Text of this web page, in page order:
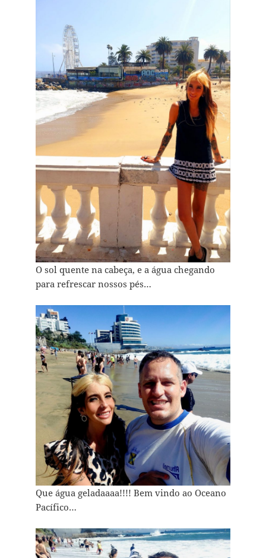
O sol quente na cabeça, e a água chegando
para refrescar nossos pés…
Que água geladaaaa!!!! Bem vindo ao Oceano
Pacífico…